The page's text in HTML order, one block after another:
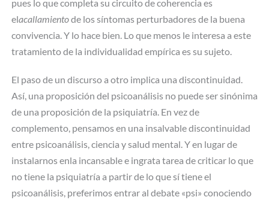
pues lo que completa su circuito de coherencia es
elacallamientode los síntomas perturbadores de la buena
convivencia. Y lo hace bien. Lo que menos le interesa a este
tratamiento de la individualidad empírica es su sujeto.
El paso de un discurso a otro implica una discontinuidad.
Así, una proposición del psicoanálisis no puede ser sinónima
de una proposición de la psiquiatría. En vez de
complemento, pensamos en una insalvable discontinuidad
entre psicoanálisis, ciencia y salud mental. Y en lugar de
instalarnos enla incansable e ingrata tarea de criticar lo que
no tiene la psiquiatría a partir de lo que sí tiene el
psicoanálisis, preferimos entrar al debate «psi» conociendo